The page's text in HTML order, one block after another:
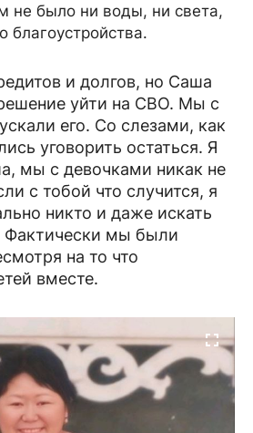
не было ни воды, ни света,
благоустройства.
и долгов, но Саша
уйти на СВО. Мы с
его. Со слезами, как
уговорить остаться. Я
мы с девочками никак не
с тобой что случится, я
никто и даже искать
Фактически мы были
на то что
вместе.